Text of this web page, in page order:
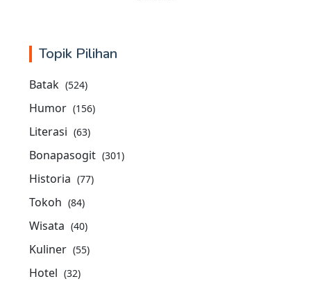
Topik Pilihan
Batak (524)
Humor (156)
Literasi (63)
Bonapasogit (301)
Historia (77)
Tokoh (84)
Wisata (40)
Kuliner (55)
Hotel (32)